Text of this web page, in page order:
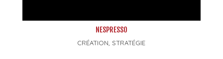
NESPRESSO
CRÉATION ,STRATÉGIE